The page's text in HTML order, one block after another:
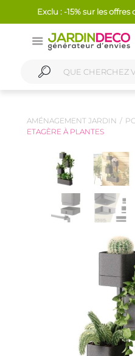
Exclu : -15% sur les
AMÉNAGEMENT JARDIN
ETAGÈRE À PLANTES